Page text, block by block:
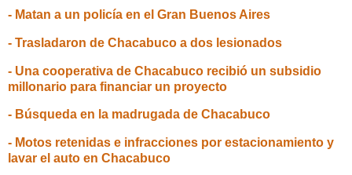
- Matan a un policía en el Gran Buenos Aires
- Trasladaron de Chacabuco a dos lesionados
- Una cooperativa de Chacabuco recibió un subsidio
millonario para financiar un proyecto
- Búsqueda en la madrugada de Chacabuco
- Motos retenidas e infracciones por estacionamiento y
lavar el auto en Chacabuco